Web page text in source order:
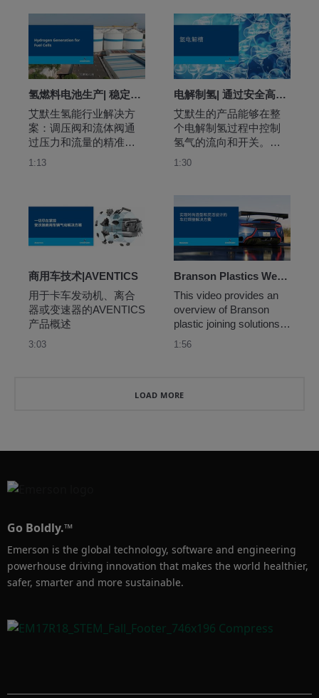
准。
市场需求并确保未来的
氢燃料电池生产| 稳定的压力和精准的流体控制解决方案
艾默生氢能行业解决方
案：调压阀和流体阀通
过压力和流量的精准控
制来确保连续的氢气燃
1:13
电解制氢| 通过安全高效的电解制氢方案进行氢能生产
艾默生的产品能够在整
个电解制氢过程中控制
氢气的流向和开关。为
优化和控制生产过程所
1:30
商用车技术|AVENTICS
用于卡车发动机、离合
器或变速器的AVENTICS
产品概述
3:03
Branson Plastics Welding Solutions for Automotive Lamp Assemblies
This video provides an
overview of Branson
plastic joining solutions
for various automotive
1:56
LOAD MORE
Go Boldly.™
Emerson is the global technology, software and engineering
powerhouse driving innovation that makes the world healthier,
safer, smarter and more sustainable.